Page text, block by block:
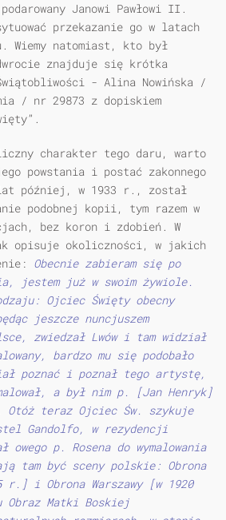
Janowi Pawłowi II.
przekazanie go w latach
Wiemy natomiast, kto był
znajduje się krótka
- Alina Nowińska /
/ nr 29873 z dopiskiem
charakter tego daru, warto
powstania i postać zakonnego
później, w 1933 r., został
podobnej kopii, tym razem w
bez koron i zdobień. W
opisuje okoliczności, w jakich
Obecnie zabieram się po
jestem już w swoim żywiole.
Ojciec Święty obecny
jeszcze nuncjuszem
zwiedzał Lwów i tam widział
bardzo mu się podobało
poznać i poznał tego artystę,
a był nim p. [Jan Henryk]
teraz Ojciec Św. szykuje
Gandolfo, w rezydencji
p. Rosena do wymalowania
tam być sceny polskie: Obrona
r.] i Obrona Warszawy [w 1920
Matki Boskiej